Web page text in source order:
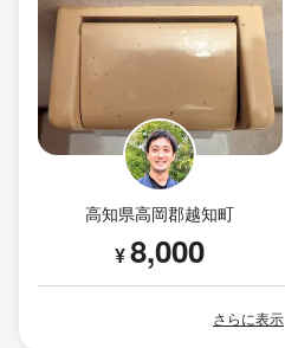
高知県高岡郡越知町
¥8,000
さらに表示